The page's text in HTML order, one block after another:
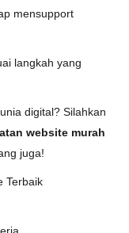
mensupport
langkah yang
digital? Silahkan
website murah
juga!
Terbaik